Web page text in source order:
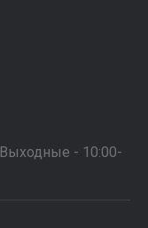
- 10:00-